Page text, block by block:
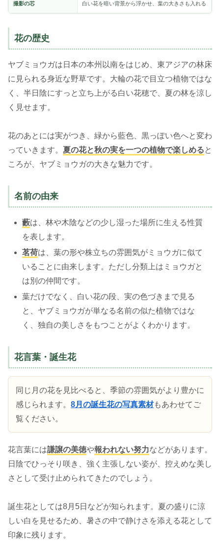
撮影の芯 白い花を暗い背景から浮かせ、葉の大きさも入れる
花の歴史
ヤブミョウガは日本の本州以南をはじめ、東アジアの林床
に見られる身近な野草です。大輪の花で目立つ植物ではな
く、半日陰にすっと立ち上がる白い花穂で、夏の林を涼し
く見せます。
花のあとには実がつき、緑から藍色、黒っぽい色へと変わ
っていきます。 夏の花と秋の実を一つの植物で楽しめると
ころが、ヤブミョウガの大きな魅力です。
名前の由来
藪は、林や木陰などの少し湿った場所に生える性質
を表します。
茗荷は、葉の形や株立ちの雰囲気がミョウガに似て
いることに由来します。ただし分類上はミョウガと
は別の仲間です。
葉だけでなく、白い花の段、実の色づきまで見る
と、ヤブミョウガが単なる名前の似た植物ではな
く、独自の美しさをもつことがよくわかります。
花言葉・誕生花
同じ月の花を見比べると、季節の雰囲気がより豊かに
感じられます。 8月の誕生花の写真素材もあわせてご
覧ください。
花言葉には謙譲の美徳や報われない努力などがあります。
日陰でひっそり咲き、強く主張しない姿が、控えめな美し
さとして受け止められてきたのでしょう。
誕生花としては8月5日などが知られます。夏の盛りに涼
しい白を見せるため、暑さの中で静けさを添える花として
印象に残ります。